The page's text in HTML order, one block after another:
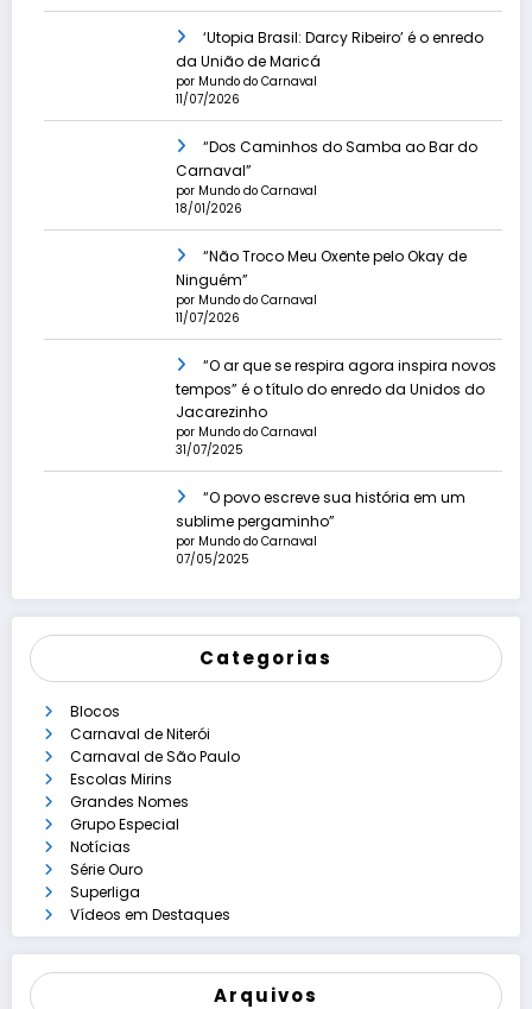
‘Utopia Brasil: Darcy Ribeiro’ é o enredo
da União de Maricá
por Mundo do Carnaval
11/07/2026
“Dos Caminhos do Samba ao Bar do
Carnaval”
por Mundo do Carnaval
18/01/2026
“Não Troco Meu Oxente pelo Okay de
Ninguém”
por Mundo do Carnaval
11/07/2026
“O ar que se respira agora inspira novos
tempos” é o título do enredo da Unidos do
Jacarezinho
por Mundo do Carnaval
31/07/2025
“O povo escreve sua história em um
sublime pergaminho”
por Mundo do Carnaval
07/05/2025
Categorias
Blocos
Carnaval de Niterói
Carnaval de São Paulo
Escolas Mirins
Grandes Nomes
Grupo Especial
Notícias
Série Ouro
Superliga
Vídeos em Destaques
Arquivos